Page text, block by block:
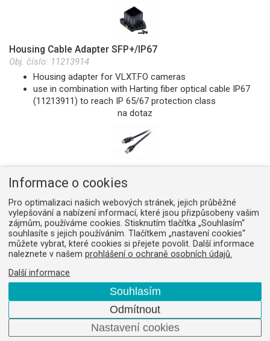
Housing Cable Adapter SFP+/IP67
Obj. číslo: 11213914
Housing adapter for VLXT.FO cameras
use in combination with Harting fiber optical cable IP67
(11213911) to reach IP 65/67 protection class
na dotaz
Kabel GigE RJ45s/RJ45, 10,0 m, chain
Gigabit Ethernet interface cable
CAT6
RJ45 (screw lock) to RJ45
cable carrier compatible
length 10,0 m
Kabel GigE RJ45s/RJ45, 15,0 m, chain
Informace o cookies
Pro optimalizaci našich webových stránek, jejich průběžné
vylepšování a nabízení informací, které jsou přizpůsobeny vašim
zájmům, používáme cookies. Stisknutím tlačítka „Souhlasím“
souhlasíte s jejich používáním. Tlačítkem „nastavení cookies“
můžete vybrat, které cookies si přejete povolit. Další informace
naleznete v našemprohlášení o ochraně osobních údajů.
Další informace
Souhlasím
Odmítnout
Nastavení cookies